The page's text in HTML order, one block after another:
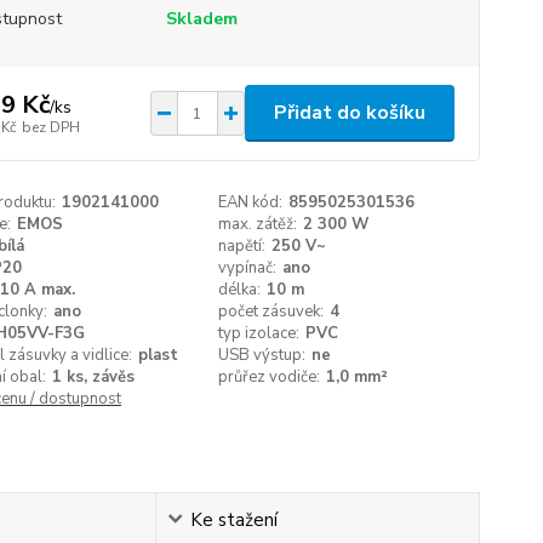
Skladem
Kč/ks
bez DPH
Přidat do košíku
1902141000 EAN kód: 8595025301536
EMOS max. zátěž: 2 300 W
napětí: 250 V~
vypínač: ano
10 A max.
délka: 10 m
ano počet zásuvek: 4
F3G
typ izolace: PVC
zásuvky a vidlice: plast USB výstup: ne
obal: 1 ks, závěs průřez vodiče: 1,0 mm²
/ dostupnost
Ke stažení